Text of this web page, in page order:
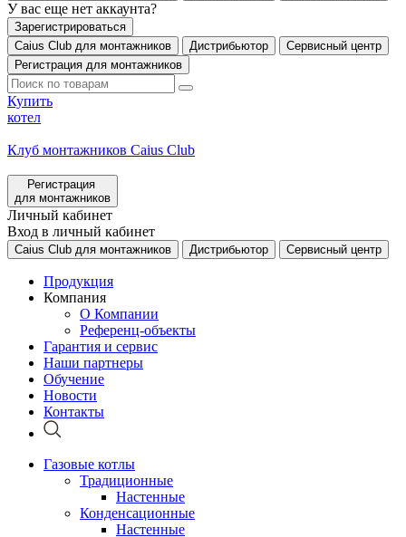
У вас еще нет аккаунта?
Зарегистрироваться
Caius Club для монтажников
Дистрибьютор
Сервисный центр
Регистрация для монтажников
Купить
котел
Клуб монтажников Caius Club
Регистрация
для монтажников
Личный кабинет
Вход в личный кабинет
Caius Club для монтажников Дистрибьютор Сервисный центр
Продукция
Компания
О Компании
Референц-объекты
Гарантия и сервис
Наши партнеры
Обучение
Новости
Контакты
Газовые котлы
Традиционные
Настенные
Конденсационные
Настенные